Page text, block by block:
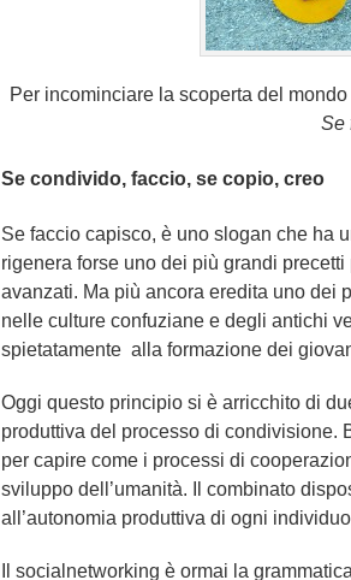
Per incominciare la scoperta del
Se
Se condivido, faccio, se copio, creo
Se faccio capisco, è uno slogan che ha
rigenera forse uno dei più grandi
avanzati. Ma più ancora eredita uno dei
nelle culture confuziane e degli antichi
spietatamente alla formazione dei
Oggi questo principio si è arricchito di
produttiva del processo di condivisione.
per capire come i processi di
sviluppo dell’umanità. Il combinato
all’autonomia produttiva di ogni
Il socialnetworking è ormai la